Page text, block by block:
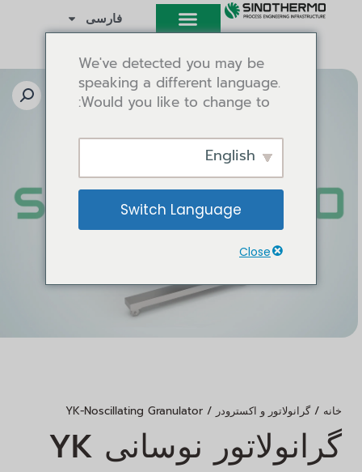
فارسی
خانه /گرانولاتور و اکسترودر / YK-Noscillating Granulator
گرانولاتور نوسانی YK
We've detected you may be
speaking a different language.
Would you like to change to:
English
Switch Language
Close